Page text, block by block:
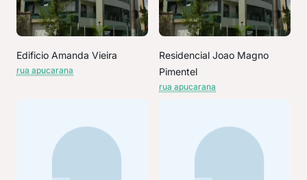
Edificio Amanda Vieira
rua apucarana
Residencial Joao Magno
Pimentel
rua apucarana